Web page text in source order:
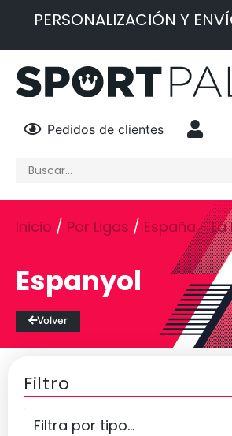
PERSONALIZACIÓN Y
Pedidos de clientes
Inicio / Por Ligas / España - La
Espanyol
Volver
Filtro
Filtra por tipo...